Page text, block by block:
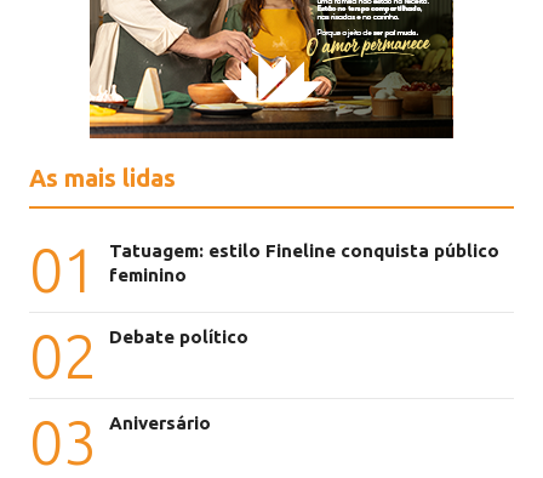
As mais lidas
01
Tatuagem: estilo Fineline conquista público
feminino
02 Debate político
03 Aniversário